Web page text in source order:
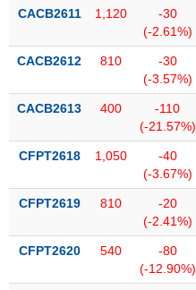
CACB2611 1,120
-30
(-2.61%)
CACB2612 810
-30
(-3.57%)
CACB2613 400
-110
(-21.57%)
CFPT2618 1,050
-40
(-3.67%)
CFPT2619 810
-20
(-2.41%)
CFPT2620 540
-80
(-12.90%)
YẾU
CHĂM
SỨC
TÀI